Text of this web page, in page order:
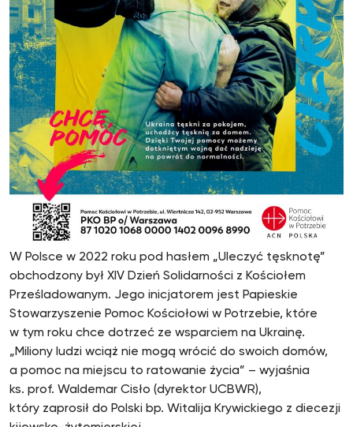
W Polsce w 2022 roku pod hasłem „Uleczyć tęsknotę”
obchodzony był XIV Dzień Solidarności z Kościołem
Prześladowanym. Jego inicjatorem jest Papieskie
Stowarzyszenie Pomoc Kościołowi w Potrzebie, które
w tym roku chce dotrzeć ze wsparciem na Ukrainę.
„Miliony ludzi wciąż nie mogą wrócić do swoich domów,
a pomoc na miejscu to ratowanie życia” – wyjaśnia
ks. prof. Waldemar Cisło (dyrektor UCBWR),
który zaprosił do Polski bp. Witalija Krywickiego z diecezji